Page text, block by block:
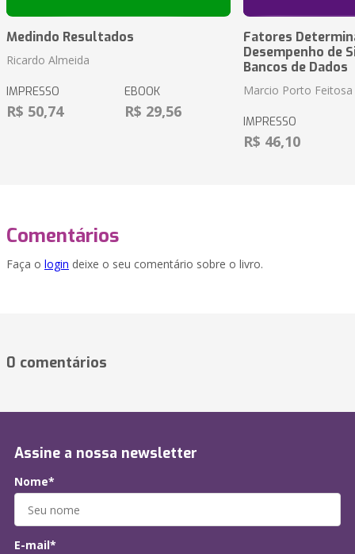
Medindo Resultados
Ricardo Almeida
IMPRESSO
R$ 50,74
EBOOK
R$ 29,56
Fatores
Desempenho de
Bancos de Dados
Marcio Porto Feitosa
IMPRESSO
R$ 46,10
Comentários
Faça o login deixe o seu comentário sobre o livro.
0 comentários
Assine a nossa newsletter
Nome*
E-mail*